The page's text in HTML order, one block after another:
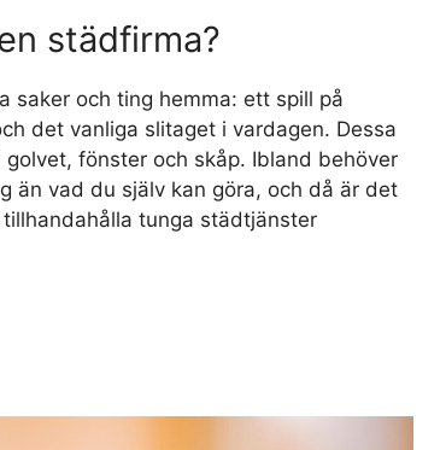
städfirma?
saker och ting hemma: ett spill på
det vanliga slitaget i vardagen. Dessa
fönster och skåp. Ibland behöver
än vad du själv kan göra, och då är det
tunga städtjänster